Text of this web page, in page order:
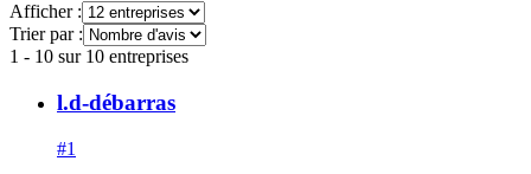
Afficher :
Trier par :
1 - 10 sur 10 entreprises
l.d-débarras
#1